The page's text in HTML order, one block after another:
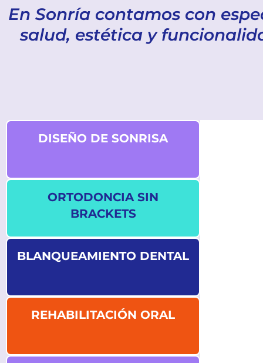
En Sonría contamos con
salud, estética y
DISEÑO DE SONRISA
ORTODONCIA SIN
BRACKETS
BLANQUEAMIENTO DENTAL
REHABILITACIÓN ORAL